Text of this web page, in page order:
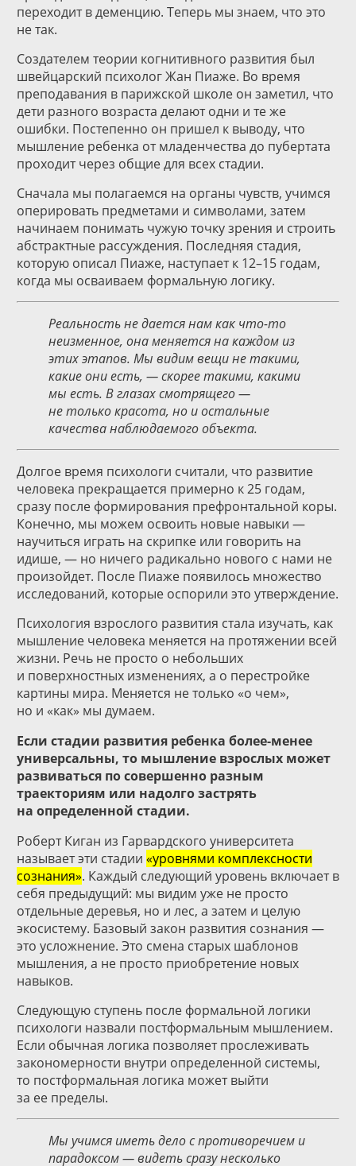
переходит в деменцию. Теперь мы знаем, что это
не так.
Создателем теории когнитивного развития был
швейцарский психолог Жан Пиаже. Во время
преподавания в парижской школе он заметил, что
дети разного возраста делают одни и те же
ошибки. Постепенно он пришел к выводу, что
мышление ребенка от младенчества до пубертата
проходит через общие для всех стадии.
Сначала мы полагаемся на органы чувств, учимся
оперировать предметами и символами, затем
начинаем понимать чужую точку зрения и строить
абстрактные рассуждения. Последняя стадия,
которую описал Пиаже, наступает к 12–15 годам,
когда мы осваиваем формальную логику.
Реальность не дается нам как что-то
неизменное, она меняется на каждом из
этих этапов. Мы видим вещи не такими,
какие они есть, — скорее такими, какими
мы есть. В глазах смотрящего —
не только красота, но и остальные
качества наблюдаемого объекта.
Долгое время психологи считали, что развитие
человека прекращается примерно к 25 годам,
сразу после формирования префронтальной коры.
Конечно, мы можем освоить новые навыки —
научиться играть на скрипке или говорить на
идише, — но ничего радикально нового с нами не
произойдет. После Пиаже появилось множество
исследований, которые оспорили это утверждение.
Психология взрослого развития стала изучать, как
мышление человека меняется на протяжении всей
жизни. Речь не просто о небольших
и поверхностных изменениях, а о перестройке
картины мира. Меняется не только «о чем»,
но и «как» мы думаем.
Если стадии развития ребенка более-менее
универсальны, то мышление взрослых может
развиваться по совершенно разным
траекториям или надолго застрять
на определенной стадии.
Роберт Киган из Гарвардского университета
называет эти стадии «уровнями комплексности
сознания». Каждый следующий уровень включает в
себя предыдущий: мы видим уже не просто
отдельные деревья, но и лес, а затем и целую
экосистему. Базовый закон развития сознания —
это усложнение. Это смена старых шаблонов
мышления, а не просто приобретение новых
навыков.
Следующую ступень после формальной логики
психологи назвали постформальным мышлением.
Если обычная логика позволяет прослеживать
закономерности внутри определенной системы,
то постформальная логика может выйти
за ее пределы.
Мы учимся иметь дело с противоречием и
парадоксом — видеть сразу несколько